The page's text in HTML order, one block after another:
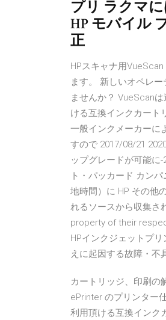
プリ ラクマに
HP モバイル
正
HPスキャナ用
ます。 新しいオペレ
ませんか？ VueScan
ける互換インクカート
一般インクメーカーに
すので 2017/08/21
ップグレードが可能に
ト・パッカード カン
地時間）に HP その他
れるソースから収集さ
property of their
HPインクジェットプ
えに起因する故障・不
カートリッジ、印刷の
ePrinter のプリンター
利用頂ける互換インク